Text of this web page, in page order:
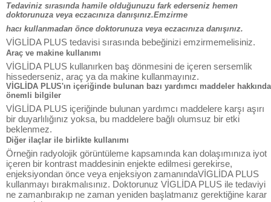
Tedaviniz sırasında hamile olduğunuzu fark ederseniz hemen
doktorunuza veya eczacınıza danışınız.Emzirme
hacı kullanmadan önce doktorunuza veya eczacınıza danışınız.
VİGLİDA PLUS tedavisi sırasında bebeğinizi emzirmemelisiniz.
Araç ve makine kullanımı
VİGLİDA PLUS kullanırken baş dönmesini de içeren sersemlik
hissederseniz, araç ya da makine kullanmayınız.
VİGLİDA PLUS'ın içeriğinde bulunan bazı yardımcı maddeler hakkında
önemli bilgiler
VİGLİDA PLUS içeriğinde bulunan yardımcı maddelere karşı aşırı
bir duyarlılığınız yoksa, bu maddelere bağlı olumsuz bir etki
beklenmez.
Diğer ilaçlar ile birlikte kullanımı
Örneğin radyolojik görüntüleme kapsamında kan dolaşımınıza iyot
içeren bir kontrast maddesinin enjekte edilmesi gerekirse,
enjeksiyondan önce veya enjeksiyon zamanındaVİGLİDA PLUS
kullanmayı bırakmalısınız. Doktorunuz VİGLİDA PLUS ile tedaviyi
ne zamanbırakıp ne zaman yeniden başlatmanız gerektiğine karar